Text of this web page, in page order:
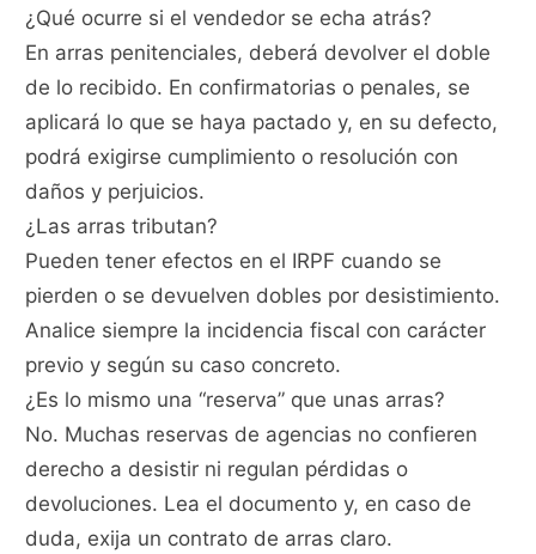
¿Qué ocurre si el vendedor se echa atrás?
En arras penitenciales, deberá devolver el doble
de lo recibido. En confirmatorias o penales, se
aplicará lo que se haya pactado y, en su defecto,
podrá exigirse cumplimiento o resolución con
daños y perjuicios.
¿Las arras tributan?
Pueden tener efectos en el IRPF cuando se
pierden o se devuelven dobles por desistimiento.
Analice siempre la incidencia fiscal con carácter
previo y según su caso concreto.
¿Es lo mismo una “reserva” que unas arras?
No. Muchas reservas de agencias no confieren
derecho a desistir ni regulan pérdidas o
devoluciones. Lea el documento y, en caso de
duda, exija un contrato de arras claro.